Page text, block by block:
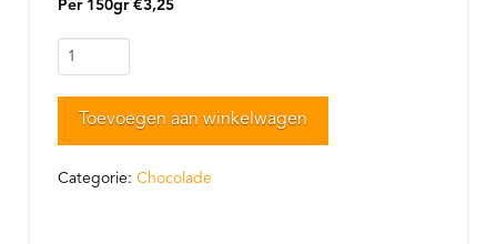
Per 150gr €3,25
Pindarotsjes
wit
aantal
Toevoegen aan winkelwagen
Categorie: Chocolade